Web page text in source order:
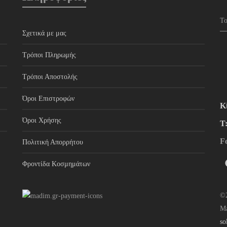
Σχετικά με μας
Τρόποι Πληρωμής
Τρόποι Αποστολής
Όροι Επιστροφών
Όροι Χρήσης
Πολιτική Απορρήτου
Φροντίδα Κοσμημάτων